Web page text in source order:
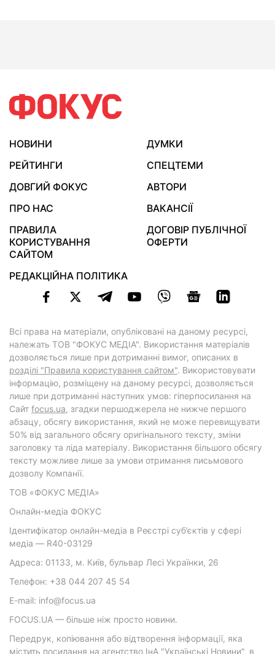
НОВИНИ
ДУМКИ
РЕЙТИНГИ
СПЕЦТЕМИ
ДОВГИЙ ФОКУС
АВТОРИ
ПРО НАС
ВАКАНСІЇ
ПРАВИЛА
КОРИСТУВАННЯ
САЙТОМ
ДОГОВІР ПУБЛІЧНОЇ
ОФЕРТИ
РЕДАКЦІЙНА ПОЛІТИКА
Всі права на матеріали, опубліковані на даному ресурсі,
належать ТОВ "ФОКУС МЕДІА". Використання матеріалів
дозволяється лише при дотриманні вимог, описаних в
розділі "Правила користування сайтом". Використовувати
інформацію, розміщену на даному ресурсі, дозволяється
лише при дотриманні наступних умов: гіперпосилання на
Cайт focus.ua, згадки першоджерела не нижче першого
абзацу, обсягу використання, який не може перевищувати
50% від загального обсягу оригінального тексту, зміни
заголовку та ліда матеріалу. Використання більшого обсягу
тексту можливе лише за умови отримання письмового
дозволу Компанії.
ТОВ «ФОКУС МЕДІА»
Онлайн-медіа ФОКУС
Ідентифікатор онлайн-медіа в Реєстрі суб’єктів у сфері
медіа — R40-03129
Адреса: 01133, м. Київ, бульвар Лесі Українки, 26
Телефон: +38 044 207 45 54
E-mail: info@focus.ua
FOCUS.UA — більше ніж просто новини.
Передрук, копіювання або відтворення інформації, яка
містить посилання на агентство ІнА "Українські Новини", в